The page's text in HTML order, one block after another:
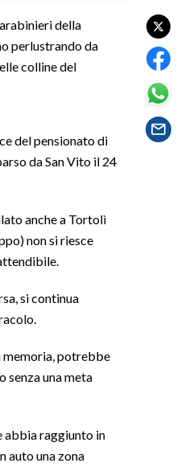
della
perlustrando da
colline del
del pensionato di
da San Vito il 24
anche a Tortolì
non si riesce
si continua
memoria, potrebbe
senza una meta
abbia raggiunto in
auto una zona